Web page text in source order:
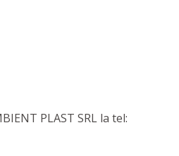
PLAST SRL la tel: